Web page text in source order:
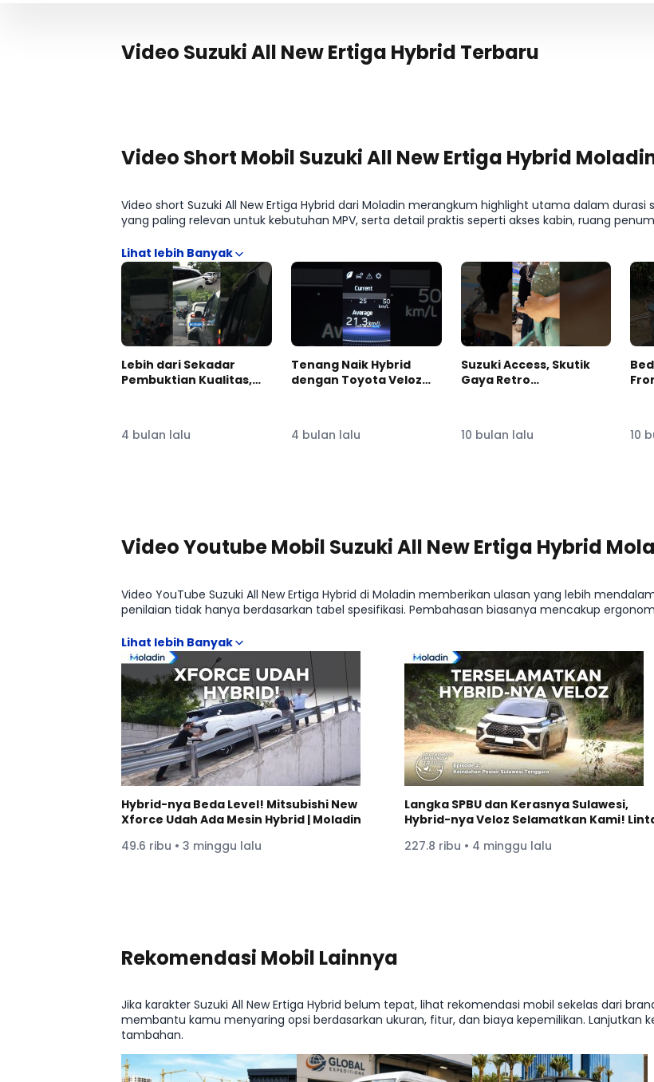
Video Suzuki All New Ertiga Hybrid Terbaru
Video Short Mobil Suzuki All New Ertiga Hybrid
Video short Suzuki All New Ertiga Hybrid dari Moladin merangkum highlight utama dalam
yang paling relevan untuk kebutuhan MPV, serta detail praktis seperti akses kabin, ruang
Hybrid CR Hybrid MT 10A juga terlihat lebih cepat, misalnya kelengkapan fitur, desain, atau
sebelum memilih varian. Format ringkas ini efektif untuk riset awal sebelum melanjutkan ke
pembiayaan.
Lebih dari Sekadar
Pembuktian Kualitas,
4 bulan lalu
Tenang Naik Hybrid
dengan Toyota Veloz
4 bulan lalu
Suzuki Access, Skutik
Gaya Retro
10 bulan lalu
10
Video Youtube Mobil Suzuki All New Ertiga Hybrid
Video YouTube Suzuki All New Ertiga Hybrid di Moladin memberikan ulasan yang lebih
penilaian tidak hanya berdasarkan tabel spesifikasi. Pembahasan biasanya mencakup
Suzuki All New Ertiga Hybrid CR Hybrid AT 10A, Suzuki All New Ertiga Hybrid GX Hybrid MT 10A,
Ertiga Hybrid CR Hybrid MT 10A membantu pemilihan varian yang lebih rasional, sekaligus
dengan mobil sekelas.
Hybrid-nya Beda Level! Mitsubishi New
Xforce Udah Ada Mesin Hybrid | Moladin
49.6 ribu • 3 minggu lalu
Langka SPBU dan Kerasnya Sulawesi,
Hybrid-nya Veloz Selamatkan Kami!
227.8 ribu • 4 minggu lalu
Rekomendasi Mobil Lainnya
Jika karakter Suzuki All New Ertiga Hybrid belum tepat, lihat rekomendasi mobil sekelas dari
membantu kamu menyaring opsi berdasarkan ukuran, fitur, dan biaya kepemilikan. Lanjutkan
tambahan.